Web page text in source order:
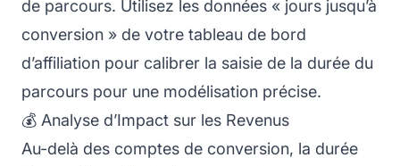
de parcours. Utilisez les données « jours jusqu’à
conversion » de votre tableau de bord
d’affiliation pour calibrer la saisie de la durée du
parcours pour une modélisation précise.
💰 Analyse d’Impact sur les Revenus
Au-delà des comptes de conversion, la durée